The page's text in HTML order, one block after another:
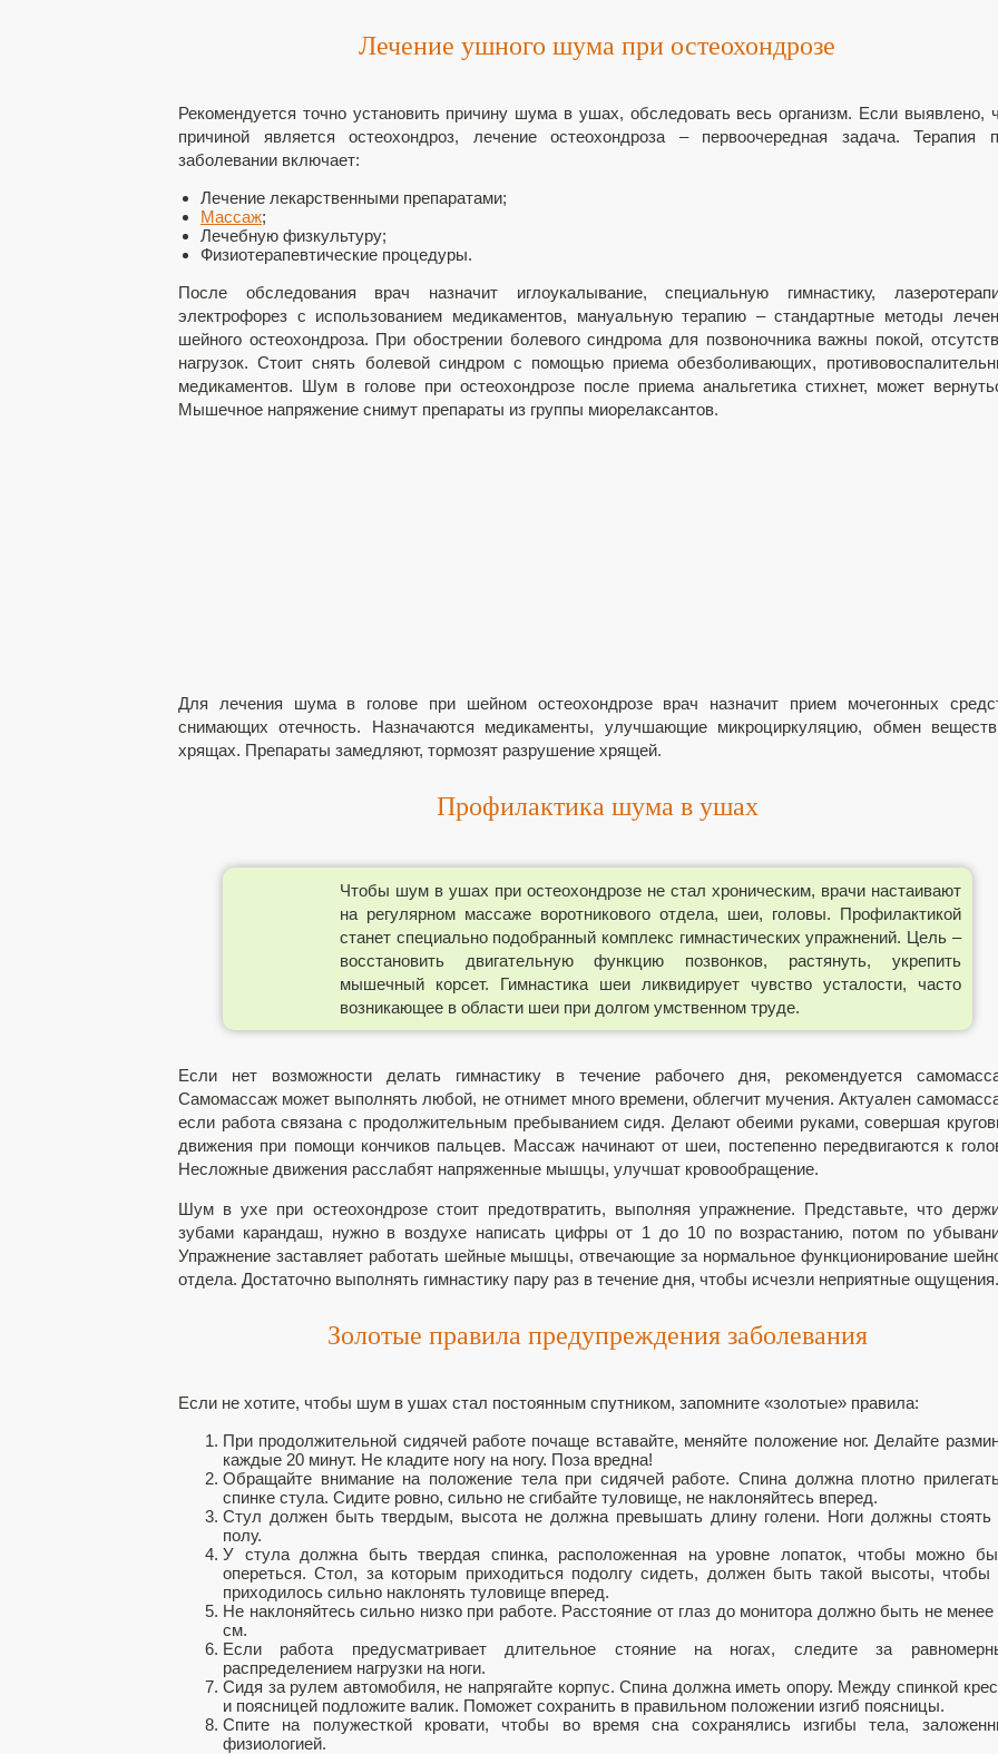
Лечение ушного шума при остеохондрозе
Рекомендуется точно установить причину шума в ушах, обследовать весь организм. Если выявлено,
причиной является остеохондроз, лечение остеохондроза – первоочередная задача. Терапия
заболевании включает:
Лечение лекарственными препаратами;
Массаж;
Лечебную физкультуру;
Физиотерапевтические процедуры.
После обследования врач назначит иглоукалывание, специальную гимнастику,
электрофорез с использованием медикаментов, мануальную терапию – стандартные методы
шейного остеохондроза. При обострении болевого синдрома для позвоночника важны покой,
нагрузок. Стоит снять болевой синдром с помощью приема обезболивающих,
медикаментов. Шум в голове при остеохондрозе после приема анальгетика стихнет, может
Мышечное напряжение снимут препараты из группы миорелаксантов.
Для лечения шума в голове при шейном остеохондрозе врач назначит прием мочегонных
снимающих отечность. Назначаются медикаменты, улучшающие микроциркуляцию, обмен
хрящах. Препараты замедляют, тормозят разрушение хрящей.
Профилактика шума в ушах
Чтобы шум в ушах при остеохондрозе не стал хроническим, врачи настаивают
на регулярном массаже воротникового отдела, шеи, головы. Профилактикой
станет специально подобранный комплекс гимнастических упражнений. Цель –
восстановить двигательную функцию позвонков, растянуть, укрепить
мышечный корсет. Гимнастика шеи ликвидирует чувство усталости, часто
возникающее в области шеи при долгом умственном труде.
Если нет возможности делать гимнастику в течение рабочего дня, рекомендуется
Самомассаж может выполнять любой, не отнимет много времени, облегчит мучения. Актуален
если работа связана с продолжительным пребыванием сидя. Делают обеими руками, совершая
движения при помощи кончиков пальцев. Массаж начинают от шеи, постепенно передвигаются к
Несложные движения расслабят напряженные мышцы, улучшат кровообращение.
Шум в ухе при остеохондрозе стоит предотвратить, выполняя упражнение. Представьте, что
зубами карандаш, нужно в воздухе написать цифры от 1 до 10 по возрастанию, потом по
Упражнение заставляет работать шейные мышцы, отвечающие за нормальное функционирование
отдела. Достаточно выполнять гимнастику пару раз в течение дня, чтобы исчезли неприятные ощущения.
Золотые правила предупреждения заболевания
Если не хотите, чтобы шум в ушах стал постоянным спутником, запомните «золотые» правила:
При продолжительной сидячей работе почаще вставайте, меняйте положение ног. Делайте
каждые 20 минут. Не кладите ногу на ногу. Поза вредна!
Обращайте внимание на положение тела при сидячей работе. Спина должна плотно
спинке стула. Сидите ровно, сильно не сгибайте туловище, не наклоняйтесь вперед.
Стул должен быть твердым, высота не должна превышать длину голени. Ноги должны стоять
полу.
У стула должна быть твердая спинка, расположенная на уровне лопаток, чтобы можно
опереться. Стол, за которым приходиться подолгу сидеть, должен быть такой высоты, чтобы
приходилось сильно наклонять туловище вперед.
Не наклоняйтесь сильно низко при работе. Расстояние от глаз до монитора должно быть не менее
см.
Если работа предусматривает длительное стояние на ногах, следите за
распределением нагрузки на ноги.
Сидя за рулем автомобиля, не напрягайте корпус. Спина должна иметь опору. Между спинкой
и поясницей подложите валик. Поможет сохранить в правильном положении изгиб поясницы.
Спите на полужесткой кровати, чтобы во время сна сохранялись изгибы тела,
физиологией.